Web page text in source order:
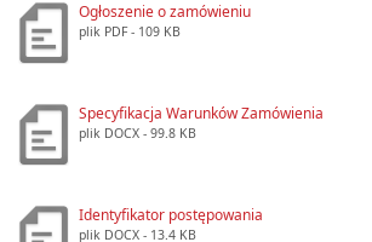
Ogłoszenie o zamówieniu
plik PDF- 109 KB
Specyfikacja Warunków Zamówienia
plik DOCX - 99.8 KB
Identyfikator postępowania
plik DOCX - 13.4 KB